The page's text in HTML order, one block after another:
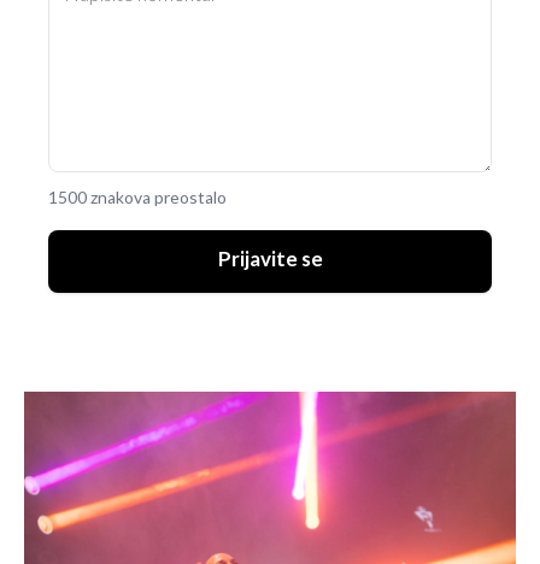
1500 znakova preostalo
Prijavite se